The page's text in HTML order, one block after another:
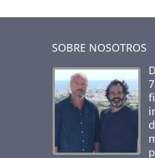
SOBRE NOSOTROS